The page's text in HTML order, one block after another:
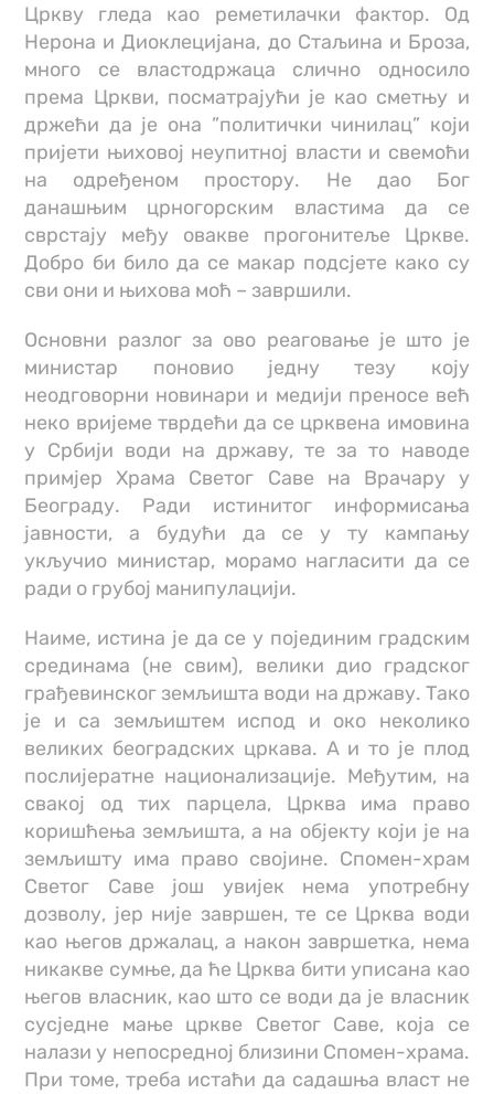
Цркву гледа као реметилачки фактор. Од
Нерона и Диоклецијана, до Стаљина и Броза,
много се властодржаца слично односило
према Цркви, посматрајући је као сметњу и
држећи да је она ”политички чинилац” који
пријети њиховој неупитној власти и свемоћи
на одређеном простору. Не дао Бог
данашњим црногорским властима да се
сврстају међу овакве прогонитеље Цркве.
Добро би било да се макар подсјете како су
сви они и њихова моћ – завршили.
Основни разлог за ово реаговање је што је
министар поновио једну тезу коју
неодговорни новинари и медији преносе већ
неко вријеме тврдећи да се црквена имовина
у Србији води на државу, те за то наводе
примјер Храма Светог Саве на Врачару у
Београду. Ради истинитог информисања
јавности, а будући да се у ту кампању
укључио министар, морамо нагласити да се
ради о грубој манипулацији.
Наиме, истина је да се у појединим градским
срединама (не свим), велики дио градског
грађевинског земљишта води на државу. Тако
је и са земљиштем испод и око неколико
великих београдских цркава. А и то је плод
послијератне национализације. Међутим, на
свакој од тих парцела, Црква има право
коришћења земљишта, а на објекту који је на
земљишту има право својине. Спомен-храм
Светог Саве још увијек нема употребну
дозволу, јер није завршен, те се Црква води
као његов држалац, а након завршетка, нема
никакве сумње, да ће Црква бити уписана као
његов власник, као што се води да је власник
сусједне мање цркве Светог Саве, која се
налази у непосредној близини Спомен-храма.
При томе, треба истаћи да садашња власт не